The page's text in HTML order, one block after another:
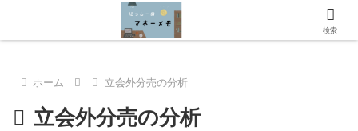
にっしーのマネーメモへようこそ！
ホーム 立会外分売の分析
立会外分売の分析
検索